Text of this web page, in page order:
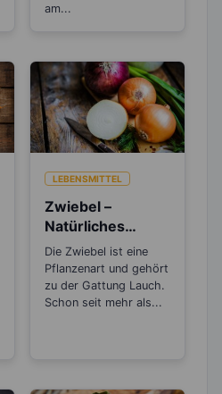
am...
LEBENSMITTEL
Zwiebel –
Natürliches
Antibiotikum und
„Wunder“-
Heilmittel
Die Zwiebel ist eine
Pflanzenart und gehört
zu der Gattung Lauch.
Schon seit mehr als...